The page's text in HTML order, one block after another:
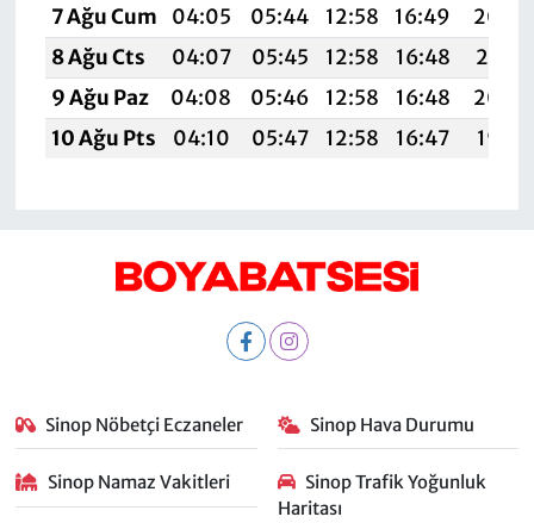
7 Ağu Cum
04:05 05:44 12:58 16:49
20:02
8 Ağu Cts
04:07 05:45 12:58 16:48
20:01
9 Ağu Paz
04:08 05:46 12:58 16:48
20:00
10 Ağu Pts
04:10 05:47 12:58 16:47 19:58
Sinop Nöbetçi Eczaneler Sinop Hava Durumu
Sinop Namaz Vakitleri
Sinop Trafik Yoğunluk
Haritası